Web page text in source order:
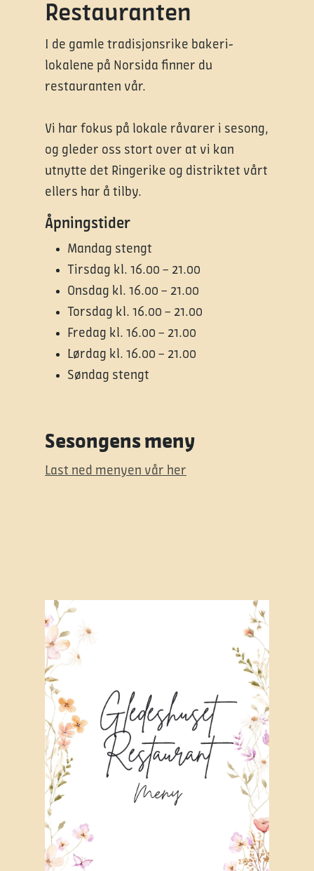
Restauranten
I de gamle tradisjonsrike bakeri-
lokalene på Norsida finner du
restauranten vår.
Vi har fokus på lokale råvarer i sesong,
og gleder oss stort over at vi kan
utnytte det Ringerike og distriktet vårt
ellers har å tilby.
Åpningstider
Mandag stengt
Tirsdag kl. 16.00 – 21.00
Onsdag kl. 16.00 – 21.00
Torsdag kl. 16.00 – 21.00
Fredag kl. 16.00 – 21.00
Lørdag kl. 16.00 – 21.00
Søndag stengt
Sesongens meny
Last ned menyen vår her